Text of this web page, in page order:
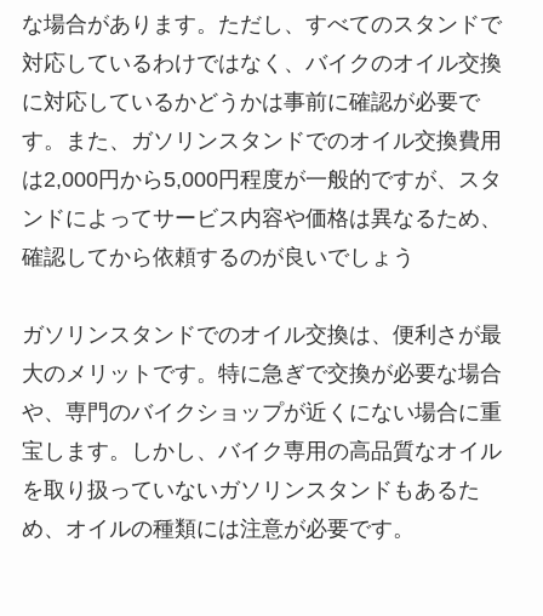
な場合があります。ただし、すべてのスタンドで
対応しているわけではなく、バイクのオイル交換
に対応しているかどうかは事前に確認が必要で
す。また、ガソリンスタンドでのオイル交換費用
は2,000円から5,000円程度が一般的ですが、スタ
ンドによってサービス内容や価格は異なるため、
確認してから依頼するのが良いでしょう
ガソリンスタンドでのオイル交換は、便利さが最
大のメリットです。特に急ぎで交換が必要な場合
や、専門のバイクショップが近くにない場合に重
宝します。しかし、バイク専用の高品質なオイル
を取り扱っていないガソリンスタンドもあるた
め、オイルの種類には注意が必要です。